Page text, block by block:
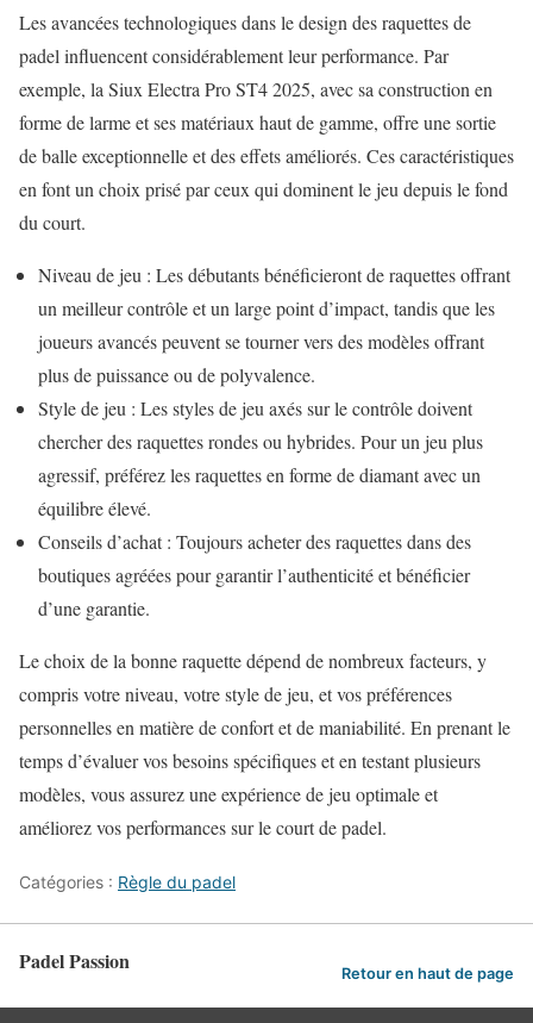
Les avancées technologiques dans le design des raquettes de
padel influencent considérablement leur performance. Par
exemple, la Siux Electra Pro ST4 2025, avec sa construction en
forme de larme et ses matériaux haut de gamme, offre une sortie
de balle exceptionnelle et des effets améliorés. Ces caractéristiques
en font un choix prisé par ceux qui dominent le jeu depuis le fond
du court.
Niveau de jeu : Les débutants bénéficieront de raquettes offrant
un meilleur contrôle et un large point d’impact, tandis que les
joueurs avancés peuvent se tourner vers des modèles offrant
plus de puissance ou de polyvalence.
Style de jeu : Les styles de jeu axés sur le contrôle doivent
chercher des raquettes rondes ou hybrides. Pour un jeu plus
agressif, préférez les raquettes en forme de diamant avec un
équilibre élevé.
Conseils d’achat : Toujours acheter des raquettes dans des
boutiques agréées pour garantir l’authenticité et bénéficier
d’une garantie.
Le choix de la bonne raquette dépend de nombreux facteurs, y
compris votre niveau, votre style de jeu, et vos préférences
personnelles en matière de confort et de maniabilité. En prenant le
temps d’évaluer vos besoins spécifiques et en testant plusieurs
modèles, vous assurez une expérience de jeu optimale et
améliorez vos performances sur le court de padel.
Catégories : Règle du padel
Padel Passion Retour en haut de page